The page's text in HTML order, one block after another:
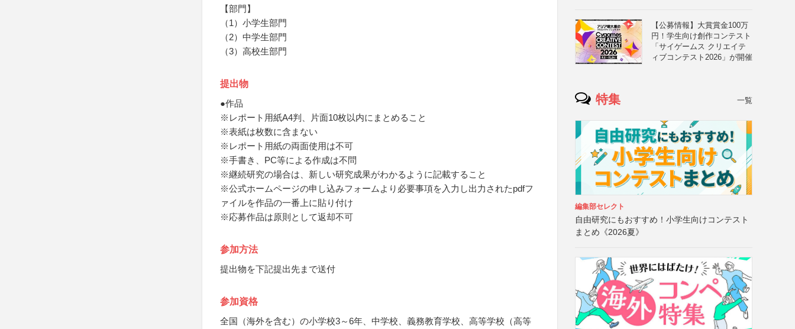
【部門】
（1）小学生部門
（2）中学生部門
（3）高校生部門
提出物
●作品
※レポート用紙A4判、片面10枚以内にまとめること
※表紙は枚数に含まない
※レポート用紙の両面使用は不可
※手書き、PC等による作成は不問
※継続研究の場合は、新しい研究成果がわかるように記載すること
※公式ホームページの申し込みフォームより必要事項を入力し出力されたpdfフ
ァイルを作品の一番上に貼り付け
※応募作品は原則として返却不可
参加方法
提出物を下記提出先まで送付
参加資格
全国（海外を含む）の小学校3～6年、中学校、義務教育学校、高等学校（高等
【公募情報】大賞賞金100万
円！学生向け創作コンテスト
「サイゲームス クリエイテ
ィブコンテスト2026」が開催
特集 一覧
編集部セレクト
自由研究にもおすすめ！小学生向けコンテスト
まとめ《2026夏》